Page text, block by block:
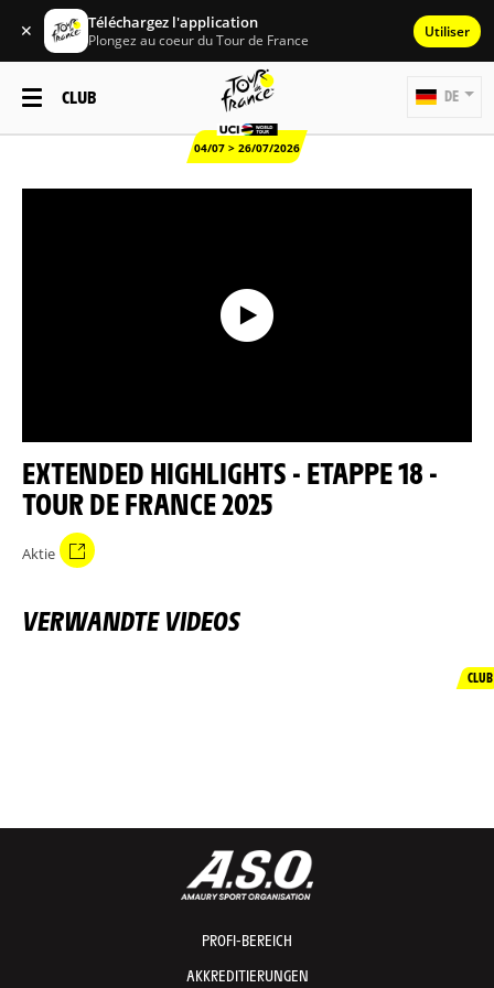
✕ Téléchargez l'application
Plongez au coeur du Tour de France Utiliser
CLUB
04/07 > 26/07/2026
DE
EXTENDED HIGHLIGHTS - ETAPPE 18 -
TOUR DE FRANCE 2025
Aktie
VERWANDTE VIDEOS
CLUB
PROFI-BEREICH
AKKREDITIERUNGEN